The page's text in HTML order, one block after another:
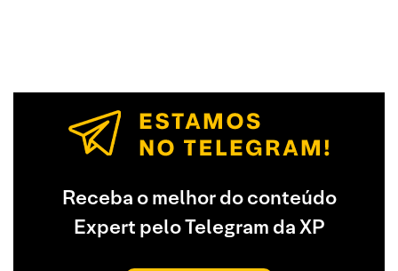
Receba o melhor do conteúdo
Expert pelo Telegram da XP